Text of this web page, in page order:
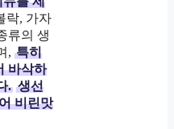
락, 가자
류의 생
, 특히
바삭하
. 생선
비린맛